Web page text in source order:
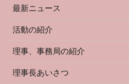
最新ニュース
活動の紹介
理事、事務局の紹介
理事長あいさつ